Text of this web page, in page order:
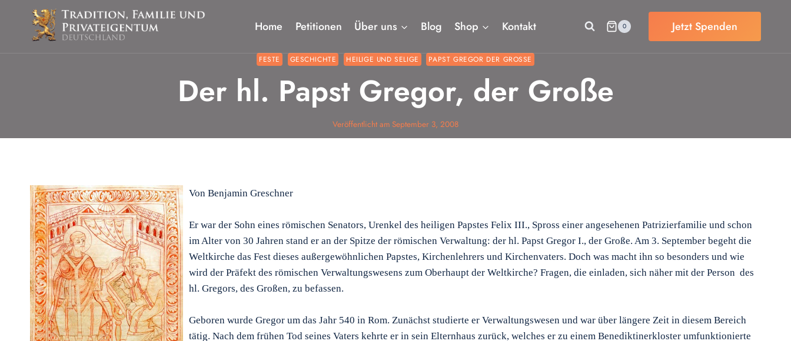
springen
Home Petitionen Über uns Blog Shop Kontakt 0 Jetzt Spenden
FESTE GESCHICHTE HEILIGE UND SELIGE PAPST GREGOR DER GROSSE
Der hl. Papst Gregor, der Große
Veröffentlicht am September 3, 2008
Von Benjamin Greschner
Er war der Sohn eines römischen Senators, Urenkel des heiligen Papstes Felix III., Spross einer angesehenen Patrizierfamilie und schon
im Alter von 30 Jahren stand er an der Spitze der römischen Verwaltung: der hl. Papst Gregor I., der Große. Am 3. September begeht die
Weltkirche das Fest dieses außergewöhnlichen Papstes, Kirchenlehrers und Kirchenvaters. Doch was macht ihn so besonders und wie
wird der Präfekt des römischen Verwaltungswesens zum Oberhaupt der Weltkirche? Fragen, die einladen, sich näher mit der Person des
hl. Gregors, des Großen, zu befassen.
Geboren wurde Gregor um das Jahr 540 in Rom. Zunächst studierte er Verwaltungswesen und war über längere Zeit in diesem Bereich
tätig. Nach dem frühen Tod seines Vaters kehrte er in sein Elternhaus zurück, welches er zu einem Benediktinerkloster umfunktionierte